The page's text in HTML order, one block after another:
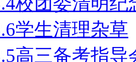
学生清理杂草
高三备考指导